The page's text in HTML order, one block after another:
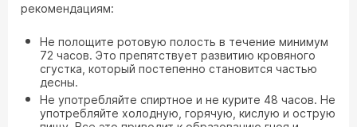
рекомендациям:
Не полощите ротовую полость в течение минимум
72 часов. Это препятствует развитию кровяного
сгустка, который постепенно становится частью
десны.
Не употребляйте спиртное и не курите 48 часов. Не
употребляйте холодную, горячую, кислую и острую